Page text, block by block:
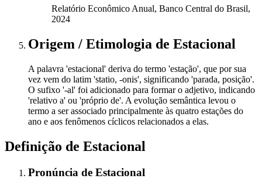
Relatório Econômico Anual, Banco Central do Brasil,
2024
Origem / Etimologia de Estacional
A palavra 'estacional' deriva do termo 'estação', que por sua
vez vem do latim 'statio, -onis', significando 'parada, posição'.
O sufixo '-al' foi adicionado para formar o adjetivo, indicando
'relativo a' ou 'próprio de'. A evolução semântica levou o
termo a ser associado principalmente às quatro estações do
ano e aos fenômenos cíclicos relacionados a elas.
Definição de Estacional
Pronúncia de Estacional